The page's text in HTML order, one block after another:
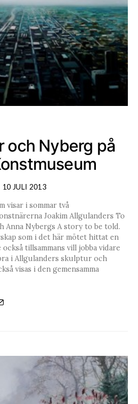
och Nyberg på
10 JULI 2013
visar i sommar två
Joakim Allgulanders To
Anna Nybergs A story to be told.
som i det här mötet hittat en
tillsammans vill jobba vidare
i Allgulanders skulptur och
visas i den gemensamma